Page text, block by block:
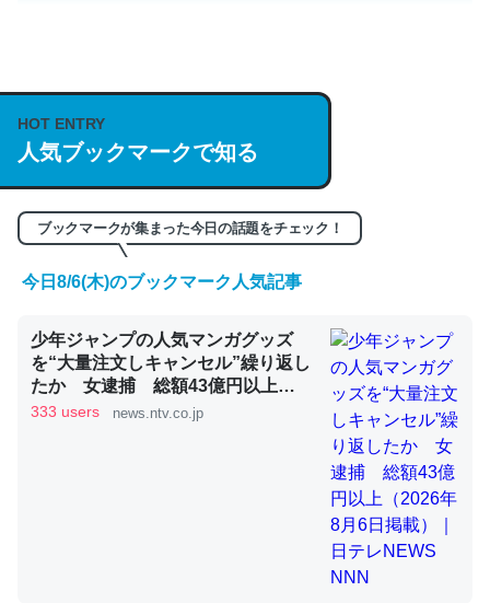
https://isobe324649.hatenablog.com/entry/2023/03/27
/064121
─GPTの仕組みと限界についての考察（１） - conceptualization
くらい。小説でいう「ずっと前の伏線」は回収されないけ
ど、短期記憶というには多い分量。進化すればするほど分
かりやすく強くなりそう
─GPTの仕組みと限界についての考察（１） - conceptualization
昆虫ってカルシウム少ないのか。知らんかった。調べたら
コオロギのカルシウム分はエビの600分の1程度。
HOT ENTRY
人気ブックマークで知る
ブックマークが集まった今日の話題をチェック！
今日8/6(木)のブックマーク人気記事
少年ジャンプの人気マンガグッズ
を“大量注文しキャンセル”繰り返し
たか 女逮捕 総額43億円以上
（2026年8月6日掲載）｜日テレ
333 users news.ntv.co.jp